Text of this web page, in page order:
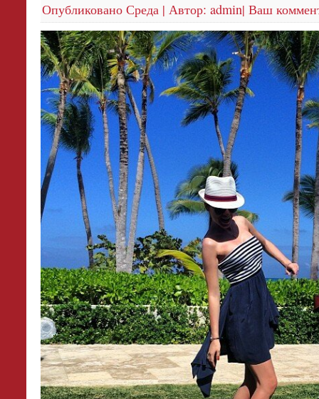
Опубликовано Среда |Автор: admin| Ваш